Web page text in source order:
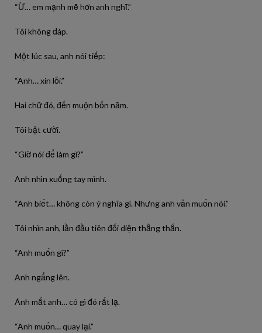
“Ừ… em mạnh mẽ hơn anh nghĩ.”
Tôi không đáp.
Một lúc sau, anh nói tiếp:
“Anh… xin lỗi.”
Hai chữ đó, đến muộn bốn năm.
Tôi bật cười.
“Giờ nói để làm gì?”
Anh nhìn xuống tay mình.
“Anh biết… không còn ý nghĩa gì. Nhưng anh vẫn muốn nói.”
Tôi nhìn anh, lần đầu tiên đối diện thẳng thắn.
“Anh muốn gì?”
Anh ngẩng lên.
Ánh mắt anh… có gì đó rất lạ.
“Anh muốn… quay lại.”